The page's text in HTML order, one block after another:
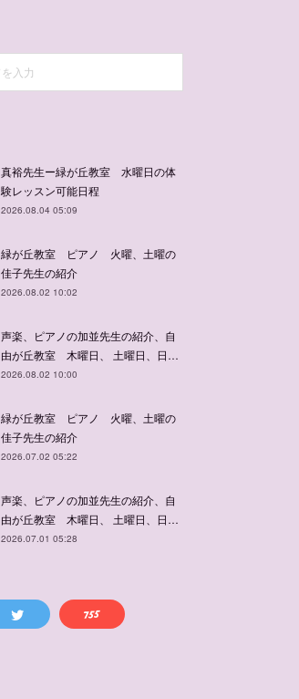
真裕先生ー緑が丘教室 水曜日の体
験レッスン可能日程
2026.08.04 05:09
緑が丘教室 ピアノ 火曜、土曜の
佳子先生の紹介
2026.08.02 10:02
声楽、ピアノの加並先生の紹介、自
由が丘教室 木曜日、 土曜日、日…
2026.08.02 10:00
緑が丘教室 ピアノ 火曜、土曜の
佳子先生の紹介
2026.07.02 05:22
声楽、ピアノの加並先生の紹介、自
由が丘教室 木曜日、 土曜日、日…
2026.07.01 05:28